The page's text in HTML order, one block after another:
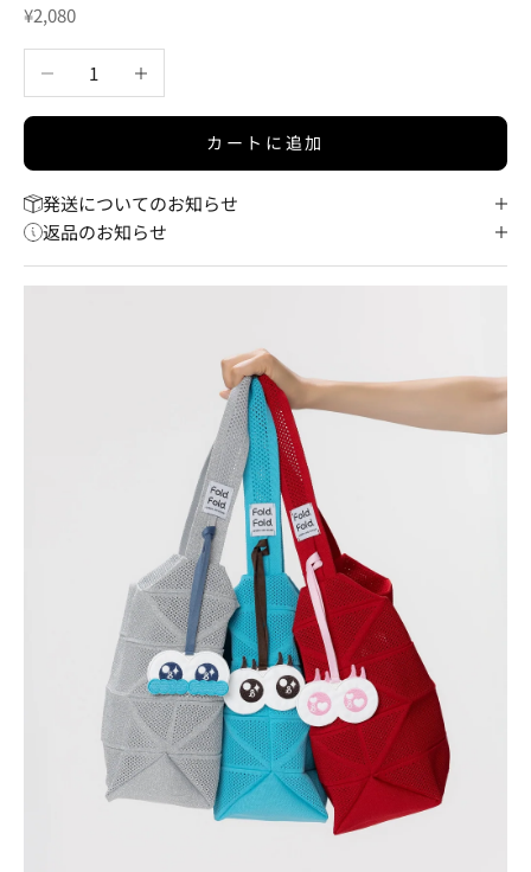
セール価格
¥2,080
数量を減らす 数量を増やす
カートに追加
発送についてのお知らせ
返品のお知らせ